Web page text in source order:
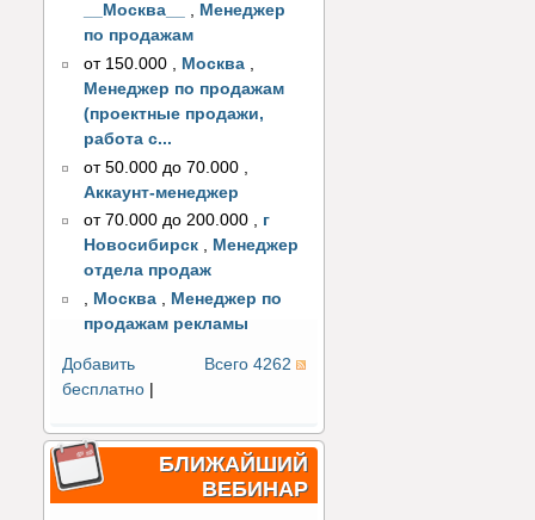
__Москва__
, Менеджер
по продажам
от 150.000
Москва
Менеджер по продажам
(проектные продажи,
работа с...
от 50.000 до 70.000
Аккаунт-менеджер
от 70.000 до 200.000 , г
Новосибирск , Менеджер
отдела продаж
, Москва , Менеджер по
продажам рекламы
Всего 4262
Добавить
бесплатно
БЛИЖАЙШИЙ
ВЕБИНАР